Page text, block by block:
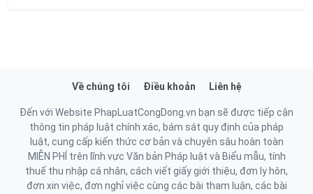
Về chúng tôi Điều khoản Liên hệ
Đến với Website PhapLuatCongDong.vn bạn sẽ được tiếp cận
thông tin pháp luật chính xác, bám sát quy định của pháp
luật, cung cấp kiến thức cơ bản và chuyên sâu hoàn toàn
MIỄN PHÍ trên lĩnh vực Văn bản Pháp luật và Biểu mẫu, tính
thuế thu nhập cá nhân, cách viết giấy giới thiệu, đơn ly hôn,
đơn xin việc, đơn nghỉ việc cùng các bài tham luận, các bài